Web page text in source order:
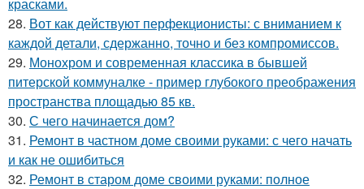
28. Вот как действуют перфекционисты: с вниманием к
каждой детали, сдержанно, точно и без компромиссов.
29. Монохром и современная классика в бывшей
питерской коммуналке - пример глубокого преображения
пространства площадью 85 кв.
30. С чего начинается дом?
31. Ремонт в частном доме своими руками: с чего начать
и как не ошибиться
32. Ремонт в старом доме своими руками: полное